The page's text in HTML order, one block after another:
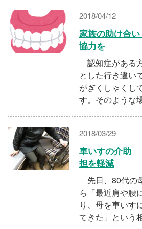
2018/04/12
家族の助け合
協力を
認知症がある
とした行き違い
がぎくしゃくし
す。そのような
2018/03/29
車いすの介助
担を軽減
先日、80代の
ら「最近肩や腰
り、母を車いす
てきた」という